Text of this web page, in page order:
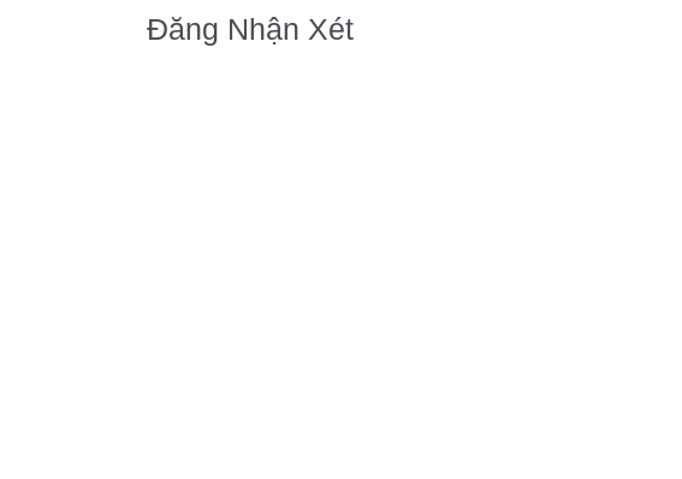
Đăng Nhận Xét